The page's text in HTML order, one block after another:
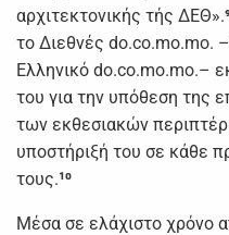
αρχιτεκτονικής τής ΔΕΘ».
το Διεθνές do.co.mo.mo.
Ελληνικό do.co.mo.mo.–
του για την υπόθεση της
των εκθεσιακών
υποστήριξή του σε κάθε
τους.¹⁰
Μέσα σε ελάχιστο χρόνο